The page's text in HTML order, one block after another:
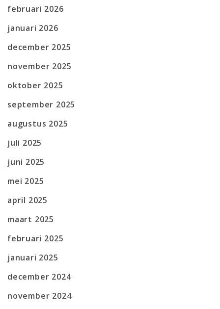
februari 2026
januari 2026
december 2025
november 2025
oktober 2025
september 2025
augustus 2025
juli 2025
juni 2025
mei 2025
april 2025
maart 2025
februari 2025
januari 2025
december 2024
november 2024